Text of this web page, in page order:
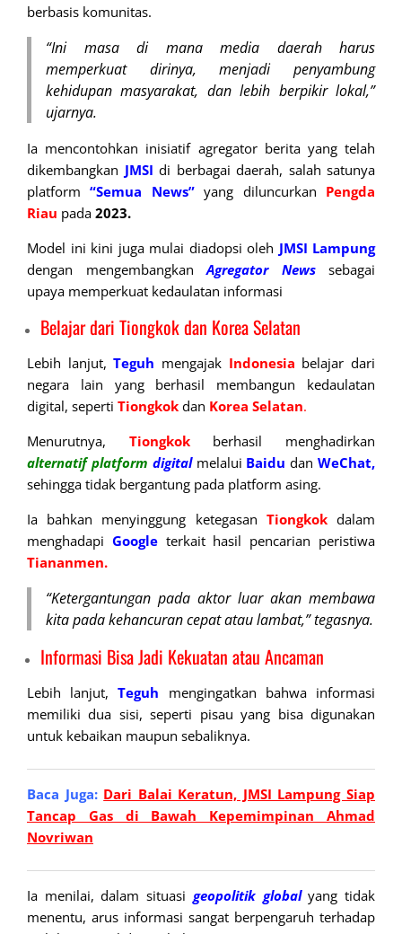
berbasis komunitas.
“Ini masa di mana media daerah harus
memperkuat dirinya, menjadi penyambung
kehidupan masyarakat, dan lebih berpikir lokal,”
ujarnya.
Ia mencontohkan inisiatif agregator berita yang telah
dikembangkan JMSI di berbagai daerah, salah satunya
platform“Semua News”yang diluncurkan Pengda
Riau pada 2023.
Model ini kini juga mulai diadopsi oleh JMSI Lampung
dengan mengembangkanAgregator News sebagai
upaya memperkuat kedaulatan informasi
Belajar dari Tiongkok dan Korea Selatan
Lebih lanjut,Teguh mengajak Indonesia belajar dari
negara lain yang berhasil membangun kedaulatan
digital, seperti Tiongkok dan Korea Selatan.
Menurutnya, Tiongkokberhasil menghadirkan
alternatif platform digitalmelalui Baidu danWeChat,
sehingga tidak bergantung pada platform asing.
Ia bahkan menyinggung ketegasan Tiongkokdalam
menghadapi Googleterkait hasil pencarian peristiwa
Tiananmen.
“Ketergantungan pada aktor luar akan membawa
kita pada kehancuran cepat atau lambat,” tegasnya.
Informasi Bisa Jadi Kekuatan atau Ancaman
Lebih lanjut,Teguh mengingatkan bahwa informasi
memiliki dua sisi, seperti pisau yang bisa digunakan
untuk kebaikan maupun sebaliknya.
Baca Juga: Dari Balai Keratun, JMSI Lampung Siap
Tancap Gas di Bawah Kepemimpinan Ahmad
Novriwan
Ia menilai, dalam situasi geopolitik globalyang tidak
menentu, arus informasi sangat berpengaruh terhadap